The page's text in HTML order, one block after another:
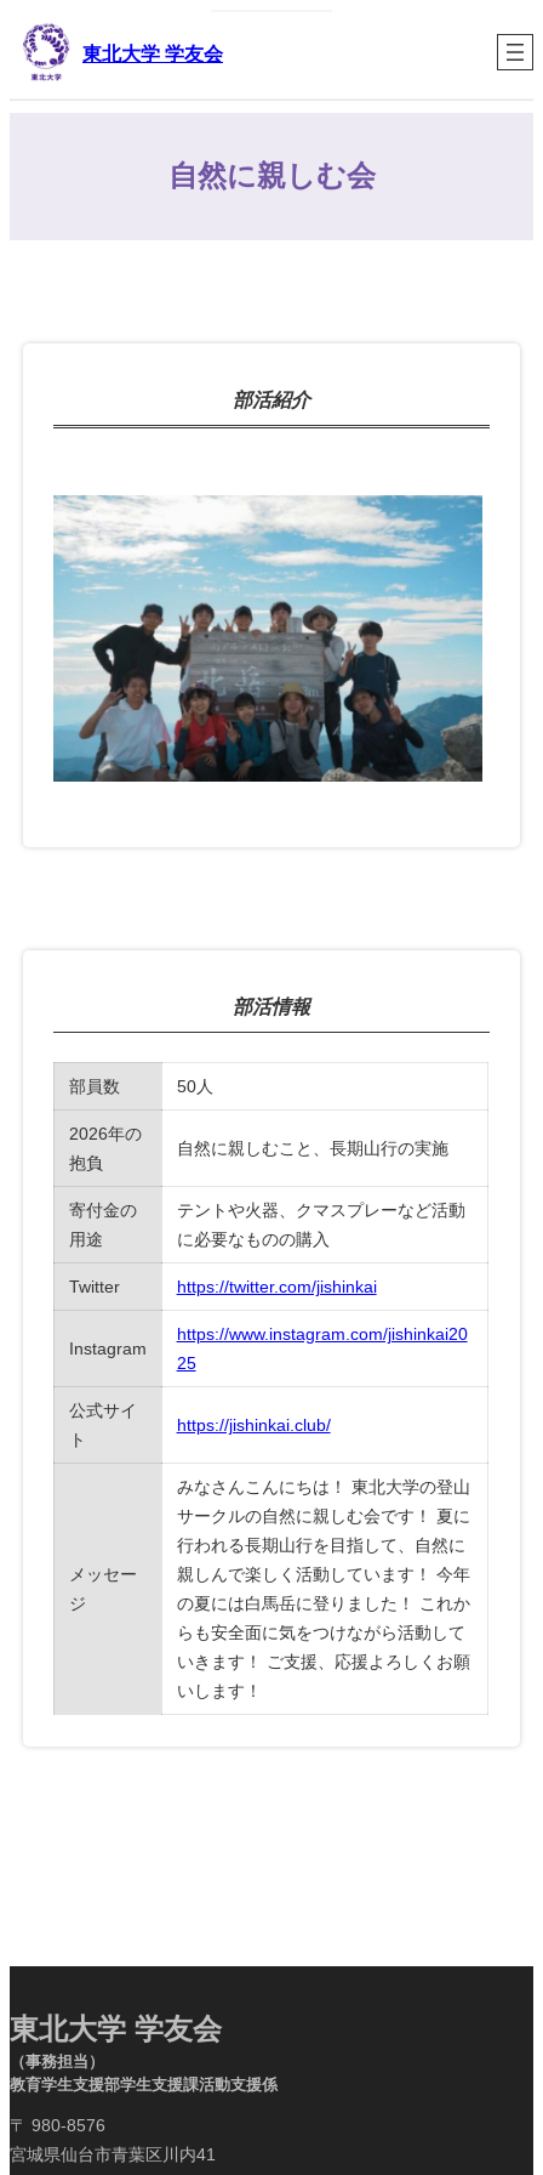
容
東北大学 学友会
自然に親しむ会
部活紹介
部活情報
部員数 50人
2026年の
抱負
自然に親しむこと、長期山行の実施
寄付金の
用途
テントや火器、クマスプレーなど活動
に必要なものの購入
Twitter https://twitter.com/jishinkai
Instagram
https://www.instagram.com/jishinkai20
25
公式サイ
ト
https://jishinkai.club/
メッセー
ジ
みなさんこんにちは！ 東北大学の登山
サークルの自然に親しむ会です！ 夏に
行われる長期山行を目指して、自然に
親しんで楽しく活動しています！ 今年
の夏には白馬岳に登りました！ これか
らも安全面に気をつけながら活動して
いきます！ ご支援、応援よろしくお願
いします！
東北大学 学友会
（事務担当）
教育学生支援部学生支援課活動支援係
〒 980-8576
宮城県仙台市青葉区川内41